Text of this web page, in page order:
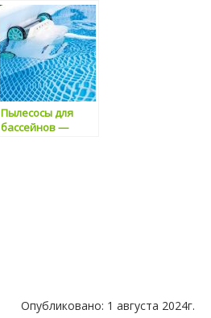
выбор для
комфорта и
удовольствия
Пылесосы для
бассейнов —
Опубликовано: 1 августа 2024г.